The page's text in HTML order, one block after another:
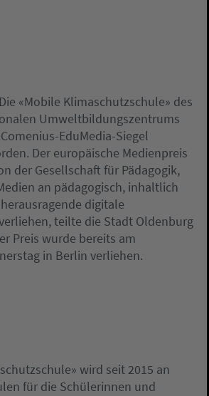
«Mobile Klimaschutzschule» des
Umweltbildungszentrums
EduMedia-Siegel
Der europäische Medienpreis
der Gesellschaft für Pädagogik,
an pädagogisch, inhaltlich
digitale
teilte die Stadt Oldenburg
Preis wurde bereits am
in Berlin verliehen.
wird seit 2015 an
für die Schülerinnen und